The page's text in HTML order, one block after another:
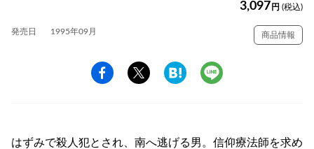
3,097 円 (税込)
発売日 1995年09月 商品情報
はずみで殺人犯とされ、南へ逃げる男。信仰療法師を求め